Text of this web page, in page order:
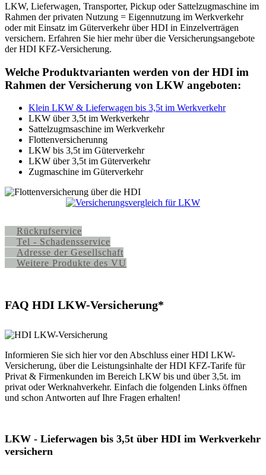
LKW, Lieferwagen, Transporter, Pickup oder Sattelzugmaschine im
Rahmen der privaten Nutzung = Eigennutzung im Werkverkehr
oder mit Einsatz im Güterverkehr über HDI in Einzelverträgen
versichern. Erfahren Sie hier mehr über die Versicherungsangebote
der HDI KFZ-Versicherung.
Welche Produktvarianten werden von der HDI im
Rahmen der Versicherung von LKW angeboten:
Klein LKW & Lieferwagen bis 3,5t im Werkverkehr
LKW über 3,5t im Werkverkehr
Sattelzugmsaschine im Werkverkehr
Flottenversicherunng
LKW bis 3,5t im Güterverkehr
LKW über 3,5t im Güterverkehr
Zugmaschine im Güterverkehr
Rückrufservice
Tel - Schadensservice
Adresse der Gesellschaft
Weitere Produkte des VU
FAQ HDI LKW-Versicherung*
Informieren Sie sich hier vor den Abschluss einer HDI LKW-
Versicherung, über die Leistungsinhalte der HDI KFZ-Tarife für
Privat & Firmenkunden im Bereich LKW bis und über 3,5t. im
privat oder Werknahverkehr. Einfach die folgenden Links öffnen
und schon Antworten auf Ihre Fragen erhalten!
LKW - Lieferwagen bis 3,5t über HDI im Werkverkehr
versichern